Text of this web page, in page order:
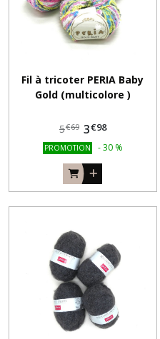
Fil à tricoter PERIA Baby
Gold (multicolore )
5€69 3€98
PROMOTION -30 %